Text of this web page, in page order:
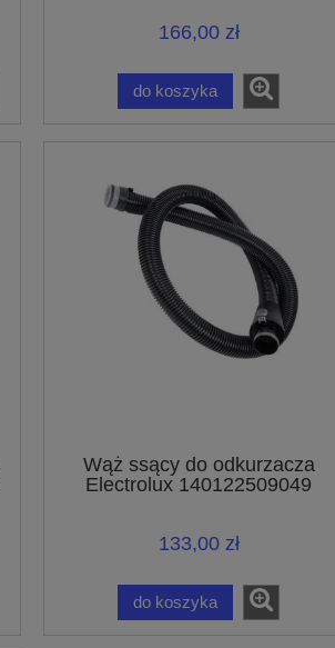
166,00 zł
do koszyka
Wąż ssący do odkurzacza
Electrolux 140122509049
133,00 zł
do koszyka